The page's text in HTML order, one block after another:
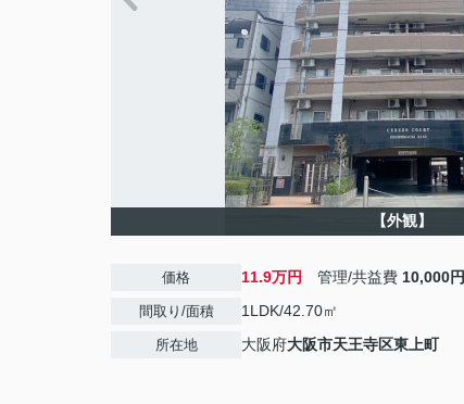
【外観】
価格 11.9万円 管理/共益費 10,000円
間取り/面積 1LDK/42.70㎡
所在地 大阪府大阪市天王寺区東上町